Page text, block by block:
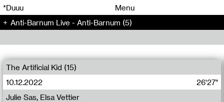
*Duuu
Menu
Anti-Barnum Live - Anti-Barnum (5)
The Artificial Kid (15)
10.12.2022
26'27"
Julie Sas, Elsa Vettier
00 00
00 00